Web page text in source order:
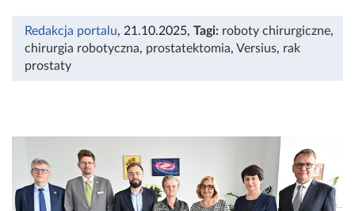
Redakcja portalu, 21.10.2025, Tagi: roboty chirurgiczne,
chirurgia robotyczna, prostatektomia, Versius, rak
prostaty